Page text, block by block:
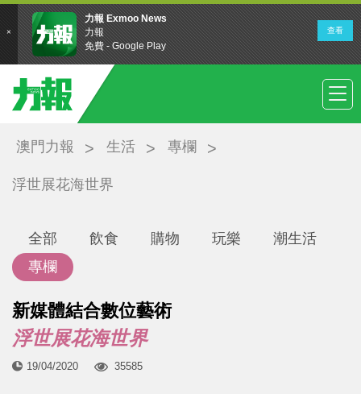
澳門力報 生活 專欄
浮世展花海世界
全部 飲食 購物 玩樂
潮生活
專欄
新媒體結合數位藝術
浮世展花海世界
19/04/2020 35585